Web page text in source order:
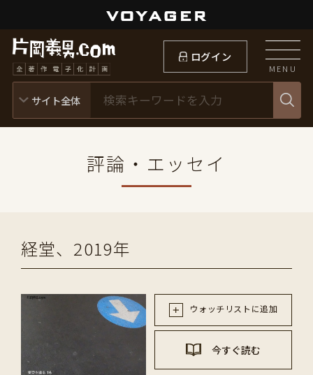
ログイン
MENU
評論・エッセイ
経堂、2019年
ウォッチリストに追加
今すぐ読む